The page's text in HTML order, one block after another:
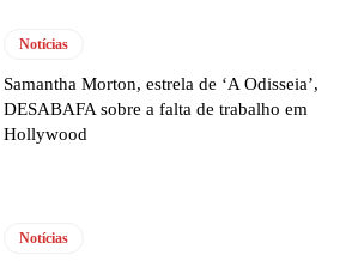
Notícias
Samantha Morton, estrela de ‘A Odisseia’,
DESABAFA sobre a falta de trabalho em
Hollywood
Notícias